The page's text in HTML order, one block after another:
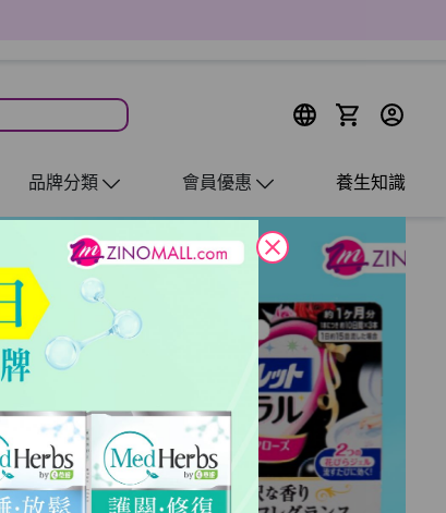
品牌分類 會員優惠 養生知識
close